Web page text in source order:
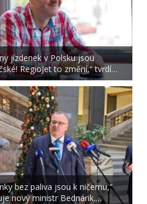
jízdenek v Polsku jsou
RegioJet to změní,“ tvrdí…
bez paliva jsou k ničemu,“
nový ministr Bednárik.…